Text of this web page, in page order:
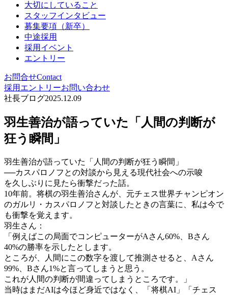
大切にしていること
スタッフインタビュー
募集要項（新卒）
中途採用
採用イベント
エントリー
お問合せContact
採用エントリーお問い合わせ
社長ブログ2025.12.09
羽生善治が語っていた「人間の判断が
狂う瞬間」
羽生善治が語っていた「人間の判断が狂う瞬間」
──カスパロノフとの対談から見える現代社会への示唆
を久しぶりに見たら衝撃だった話。
10年前。将棋の羽生善治さんが、元チェス世界チャンピオン
のガルリ・カスパロノフと対談したときの言葉に、私は今で
も衝撃を覚えます。
羽生さん：
「例えばこの局面でコンピューターがAさん60%、Bさん
40%の勝率を示したとします。
ところが、人間にこの数字を渡して推測させると、Aさん
99%、Bさん1%と言ってしまうと思う。
これが人間の判断が間違ってしまうところです。」
当時はまだAIは今ほど身近ではなく、「将棋AI」「チェス